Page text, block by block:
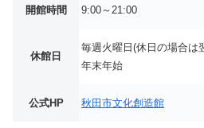
開館時間 9:00～21:00
休館日
毎週火曜日(休日の場合は
年末年始
公式HP 秋田市文化創造館